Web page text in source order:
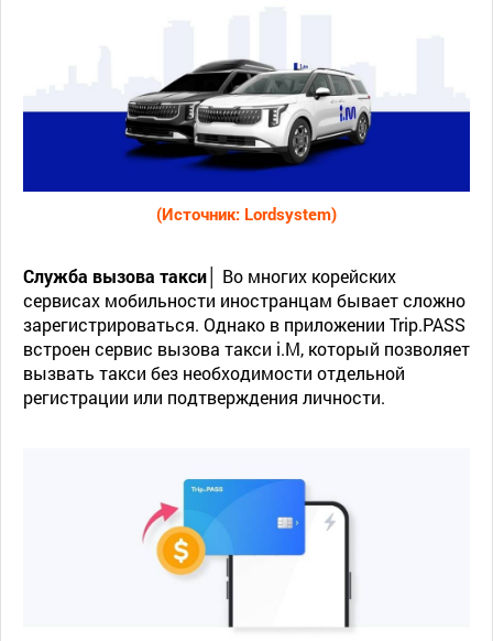
(Источник: Lordsystem)
Служба вызова такси│ Во многих корейских
сервисах мобильности иностранцам бывает сложно
зарегистрироваться. Однако в приложении Trip.PASS
встроен сервис вызова такси i.M, который позволяет
вызвать такси без необходимости отдельной
регистрации или подтверждения личности.